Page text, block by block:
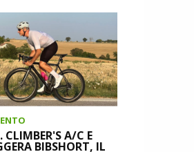
CLIMBER'S A/C E
BIBSHORT, IL